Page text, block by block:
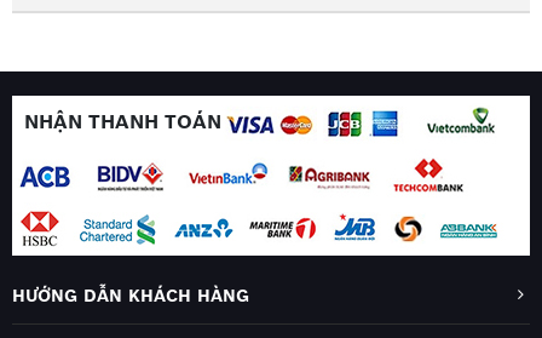
NHẬN THANH TOÁN
HƯỚNG DẪN KHÁCH HÀNG